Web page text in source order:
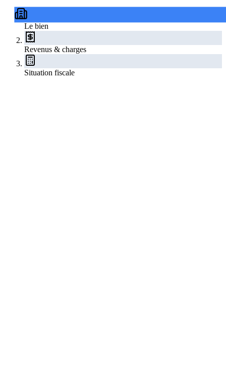
Le bien
Revenus & charges
Situation fiscale